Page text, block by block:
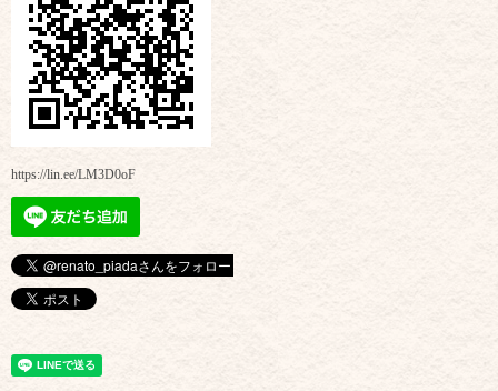
https://lin.ee/LM3D0oF